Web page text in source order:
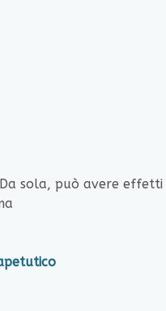
sola, può avere